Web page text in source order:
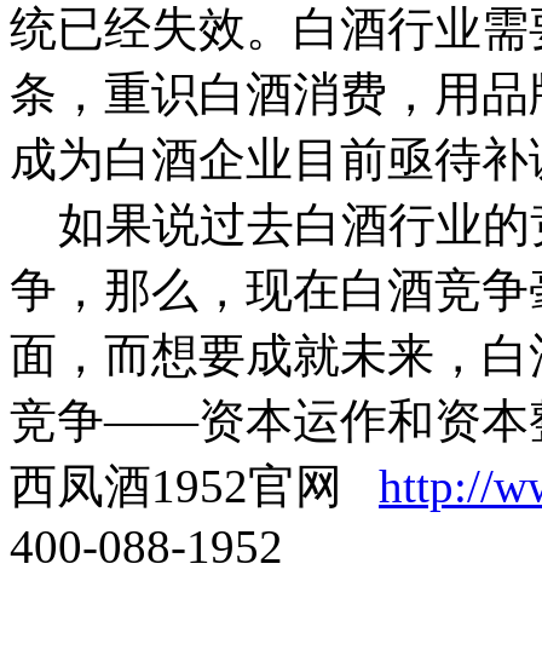
统已经失效。白酒行业
条，重识白酒消费，用
成为白酒企业目前亟待
如果说过去白酒行业的
争，那么，现在白酒竞
面，而想要成就未来，
竞争——资本运作和资本
西凤酒1952官网 http://
400-088-1952